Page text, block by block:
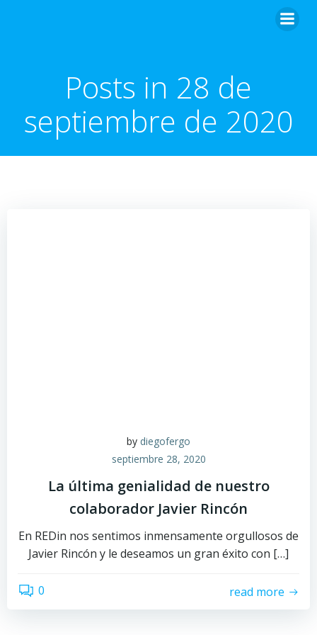
Posts in 28 de
septiembre de 2020
by diegofergo
septiembre 28, 2020
La última genialidad de nuestro
colaborador Javier Rincón
En REDin nos sentimos inmensamente orgullosos de
Javier Rincón y le deseamos un gran éxito con […]
0 read more